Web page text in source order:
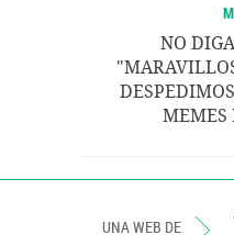
NO
MEMES
UNA WEB DE